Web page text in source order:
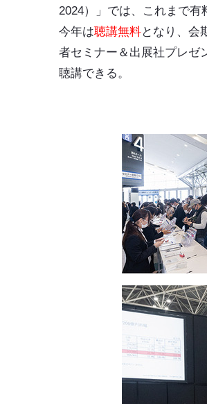
2024）
」では、これまで有
今年は聴講無料となり、会
者セミナー＆出展社プレゼ
聴講できる。